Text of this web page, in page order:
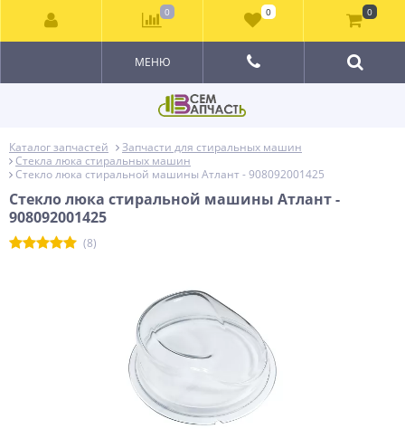
МЕНЮ
Каталог запчастей
Запчасти для стиральных машин
Стекла люка стиральных машин
Стекло люка стиральной машины Атлант - 908092001425
Стекло люка стиральной машины Атлант -
908092001425
(8)
0 0 0